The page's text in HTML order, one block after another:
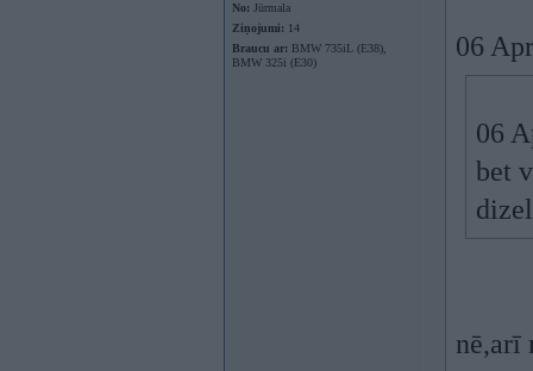
No: Jūrmala
Ziņojumi: 14
Braucu ar: BMW 735iL (E38),
BMW 325i (E30)
06
06
bet
nē,arī